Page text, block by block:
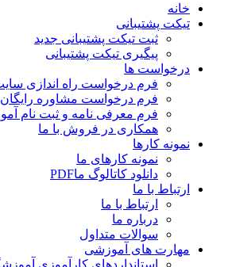
خانه
تیکت پشتیبانی
ثبت تیکت پشتیبانی جدید
پیگیری تیکت پشتیبانی
درخواست ها
فرم درخواست راه اندازی
فرم درخواست مشاوره رایگان
فرم معرفی نامه و ثبت نام
همکاری در فروش با ما
نمونه کارها
نمونه کارهای ما
دانلود کاتالوگ ماPDF
ارتباط با ما
ارتباط با ما
درباره ما
سوالات متداول
مهارت های آموزشی
استانداردهای کارآموزی